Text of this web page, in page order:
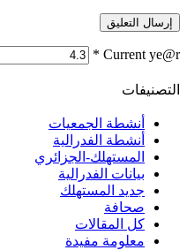
Current ye@r
*
التصنيفات
أنشطة الجمعيات
أنشطة الفدرالية
المستهلك-الجزائري
بيانات الفدرالية
جديد المستهلك
صحافة
كل المقالات
معلومة مفيدة